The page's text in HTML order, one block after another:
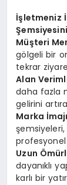
İşletmeniz
Müşteri
gölgeli bir
tekrar
Alan
daha fazla
gelirini
Marka
Uzun
dayanıklı
karlı bir